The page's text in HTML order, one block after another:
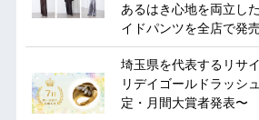
あるはき心地を両立し
イドパンツを全店で発売
埼玉県を代表するリサ
リデイゴールドラッシ
定・月間大賞者発表〜